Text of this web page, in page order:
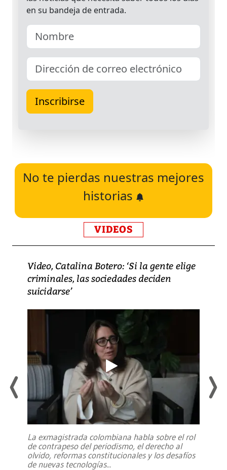
No te pierdas nuestras mejores
historias
VIDEOS
Video, Catalina Botero: ‘Si la gente elige
criminales, las sociedades deciden
suicidarse’
La exmagistrada colombiana habla sobre el rol
de contrapeso del periodismo, el derecho al
olvido, reformas constitucionales y los desafíos
de nuevas tecnologías...